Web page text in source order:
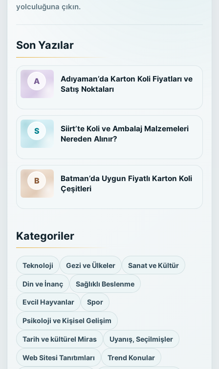
yolculuğuna çıkın.
Son Yazılar
Adıyaman’da Karton Koli Fiyatları ve
Satış Noktaları
Siirt’te Koli ve Ambalaj Malzemeleri
Nereden Alınır?
Batman’da Uygun Fiyatlı Karton Koli
Çeşitleri
Kategoriler
Teknoloji Gezi ve Ülkeler Sanat ve Kültür
Din ve İnanç Sağlıklı Beslenme
Evcil Hayvanlar Spor
Psikoloji ve Kişisel Gelişim
Tarih ve kültürel Miras Uyanış, Seçilmişler
Web Sitesi Tanıtımları Trend Konular